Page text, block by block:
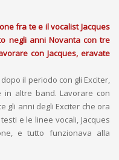
fra te e il vocalist Jacques
negli anni Novanta con tre
con Jacques, eravate
il periodo con gli Exciter,
in altre band. Lavorare con
gli anni degli Exciter che ora
e le linee vocali, Jacques
e tutto funzionava alla